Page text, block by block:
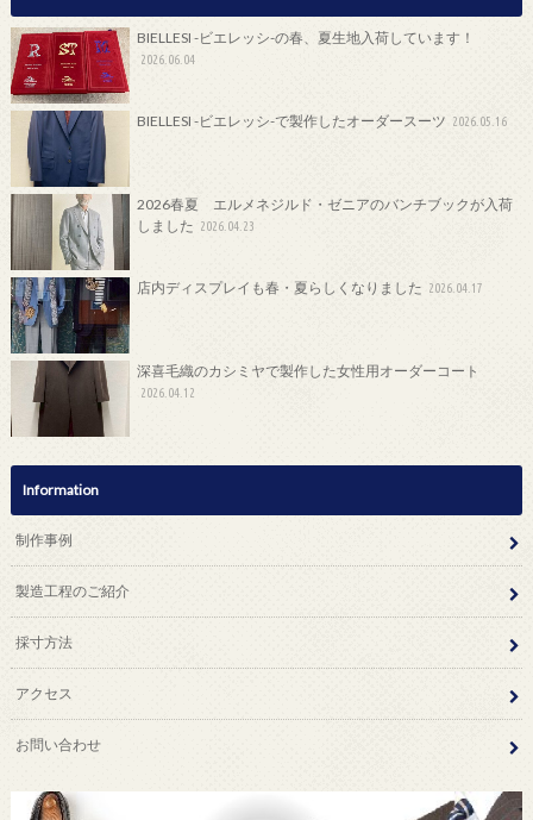
BIELLESI -ビエレッシ-の春、夏生地入荷しています！
2026.06.04
BIELLESI -ビエレッシ-で製作したオーダースーツ 2026.05.16
2026春夏 エルメネジルド・ゼニアのバンチブックが入荷
しました 2026.04.23
店内ディスプレイも春・夏らしくなりました 2026.04.17
深喜毛織のカシミヤで製作した女性用オーダーコート
2026.04.12
Information
制作事例
製造工程のご紹介
採寸方法
アクセス
お問い合わせ